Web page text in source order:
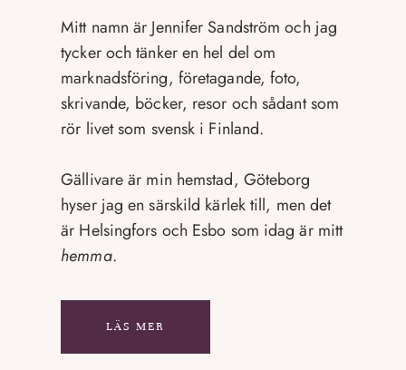
Mitt namn är Jennifer Sandström och jag
tycker och tänker en hel del om
marknadsföring, företagande, foto,
skrivande, böcker, resor och sådant som
rör livet som svensk i Finland.
Gällivare är min hemstad, Göteborg
hyser jag en särskild kärlek till, men det
är Helsingfors och Esbo som idag är mitt
hemma.
LÄS MER